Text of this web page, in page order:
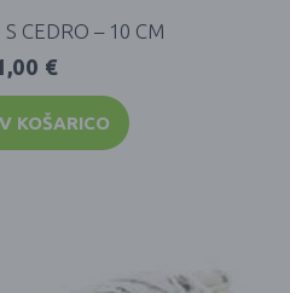
CEDRO – 10 CM
€
KOŠARICO